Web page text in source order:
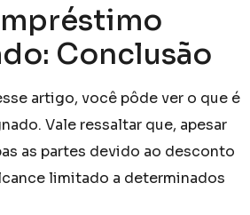
Conclusão
artigo, você pôde ver o que é
Vale ressaltar que, apesar
as partes devido ao desconto
limitado a determinados